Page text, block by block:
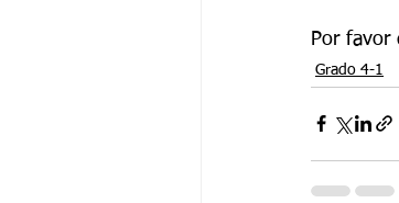
Por favor
Grado 4-1